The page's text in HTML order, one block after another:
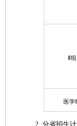
Ⅱ组
医学
2. 分省招生计